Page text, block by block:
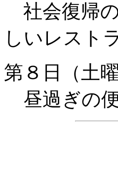
社会復帰
しいレスト
第８日（土曜
昼過ぎの